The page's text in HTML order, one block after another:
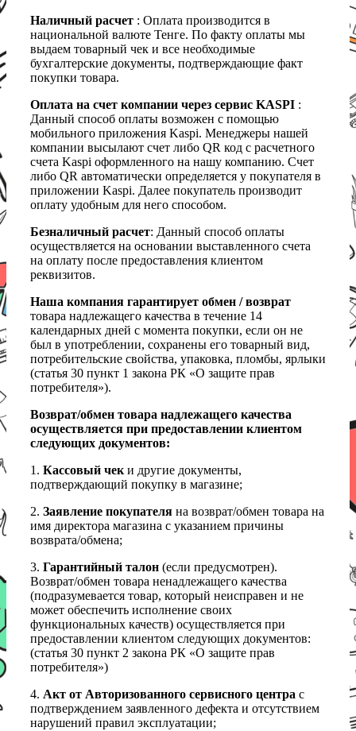
Наличный расчет : Оплата производится в
национальной валюте Тенге. По факту оплаты мы
выдаем товарный чек и все необходимые
бухгалтерские документы, подтверждающие факт
покупки товара.
Оплата на счет компании через сервис KASPI :
Данный способ оплаты возможен с помощью
мобильного приложения Kaspi. Менеджеры нашей
компании высылают счет либо QR код с расчетного
счета Kaspi оформленного на нашу компанию. Счет
либо QR автоматически определяется у покупателя в
приложении Kaspi. Далее покупатель производит
оплату удобным для него способом.
Безналичный расчет: Данный способ оплаты
осуществляется на основании выставленного счета
на оплату после предоставления клиентом
реквизитов.
Наша компания гарантирует обмен / возврат
товара надлежащего качества в течение 14
календарных дней с момента покупки, если он не
был в употреблении, сохранены его товарный вид,
потребительские свойства, упаковка, пломбы, ярлыки
(статья 30 пункт 1 закона РК «О защите прав
потребителя»).
Возврат/обмен товара надлежащего качества
осуществляется при предоставлении клиентом
следующих документов:
1. Кассовый чеки другие документы,
подтверждающий покупку в магазине;
2. Заявление покупателя на возврат/обмен товара на
имя директора магазина с указанием причины
возврата/обмена;
3. Гарантийный талон (если предусмотрен).
Возврат/обмен товара ненадлежащего качества
(подразумевается товар, который неисправен и не
может обеспечить исполнение своих
функциональных качеств) осуществляется при
предоставлении клиентом следующих документов:
(статья 30 пункт 2 закона РК «О защите прав
потребителя»)
4. Акт от Авторизованного сервисного центра с
подтверждением заявленного дефекта и отсутствием
нарушений правил эксплуатации;